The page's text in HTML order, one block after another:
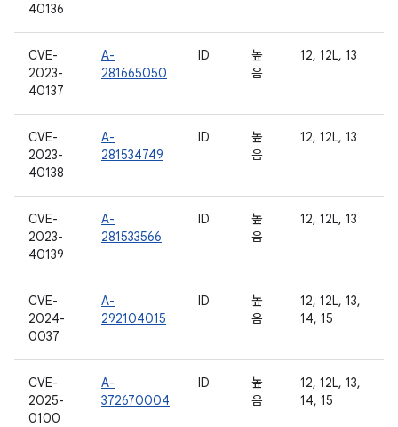
40136
CVE-
2023-
40137
A-
281665050
ID
높
음
12, 12L, 13
CVE-
2023-
40138
A-
281534749
ID
높
음
12, 12L, 13
CVE-
2023-
40139
A-
281533566
ID
높
음
12, 12L, 13
CVE-
2024-
0037
A-
292104015
ID
높
음
12, 12L, 13,
14, 15
CVE-
2025-
0100
A-
372670004
ID
높
음
12, 12L, 13,
14, 15